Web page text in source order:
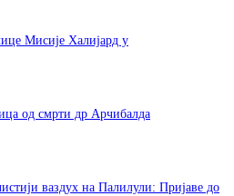
Мисије Халијард у
од смрти др Арчибалда
ваздух на Палилули: Пријаве до